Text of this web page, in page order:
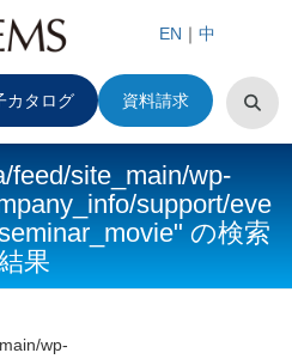
EN ｜ 中
カタログ 資料請求
feed/site_main/wp-
support/eve
の検索
果
wp-